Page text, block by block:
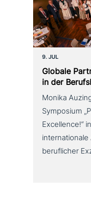
9. JUL
Globale
in der
Monika
Symposium
Excellence!“
internationale
beruflicher